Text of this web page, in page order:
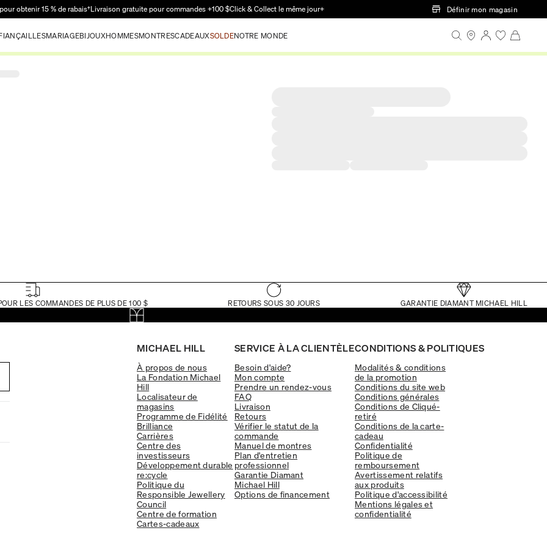
Passer au contenu principal
obtenir 15 % de rabais†Livraison gratuite pour commandes +100 $Click & Collect le même jour+ Définir mon magasin
MARIAGEBIJOUXHOMMESMONTRESCADEAUXSOLDENOTRE MONDE
LES COMMANDES DE PLUS DE 100 $ RETOURS SOUS 30 JOURS GARANTIE DIAMANT MICHAEL HILL
MICHAEL HILL
À propos de nous
La Fondation Michael
Hill
Localisateur de
magasins
Programme de Fidélité
Brilliance
Carrières
Centre des
investisseurs
Développement durable
re:cycle
Politique du
Responsible Jewellery
Council
Centre de formation
Cartes-cadeaux
SERVICE À LA CLIENTÈLE
Besoin d'aide?
Mon compte
Prendre un rendez-vous
FAQ
Livraison
Retours
Vérifier le statut de la
commande
Manuel de montres
Plan d'entretien
professionnel
Garantie Diamant
Michael Hill
Options de financement
CONDITIONS & POLITIQUES
Modalités & conditions
de la promotion
Conditions du site web
Conditions générales
Conditions de Cliqué-
retiré
Conditions de la carte-
cadeau
Confidentialité
Politique de
remboursement
Avertissement relatifs
aux produits
Politique d'accessibilité
Mentions légales et
confidentialité